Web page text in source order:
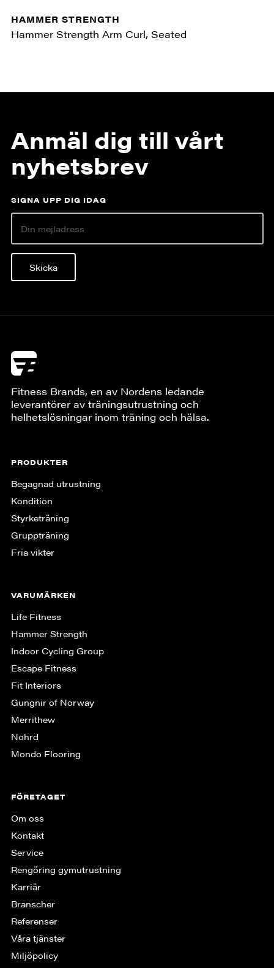
HAMMER STRENGTH
Hammer Strength Arm Curl, Seated
Anmäl dig till vårt
nyhetsbrev
SIGNA UPP DIG IDAG
Skicka
Fitness Brands, en av Nordens ledande
leverantörer av träningsutrustning och
helhetslösningar inom träning och hälsa.
PRODUKTER
Begagnad utrustning
Kondition
Styrketräning
Gruppträning
Fria vikter
VARUMÄRKEN
Life Fitness
Hammer Strength
Indoor Cycling Group
Escape Fitness
Fit Interiors
Gungnir of Norway
Merrithew
Nohrd
Mondo Flooring
FÖRETAGET
Om oss
Kontakt
Service
Rengöring gymutrustning
Karriär
Branscher
Referenser
Våra tjänster
Miljöpolicy